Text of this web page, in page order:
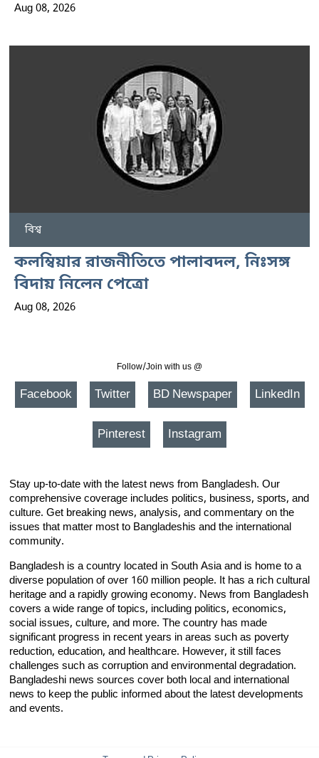
Aug 08, 2026
বিশ্ব
কলম্বিয়ার রাজনীতিতে পালাবদল, নিঃসঙ্গ
বিদায় নিলেন পেত্রো
Aug 08, 2026
Follow/Join with us @
Facebook Twitter BD Newspaper LinkedIn
Pinterest Instagram
Stay up-to-date with the latest news from Bangladesh. Our
comprehensive coverage includes politics, business, sports, and
culture. Get breaking news, analysis, and commentary on the
issues that matter most to Bangladeshis and the international
community.
Bangladesh is a country located in South Asia and is home to a
diverse population of over 160 million people. It has a rich cultural
heritage and a rapidly growing economy. News from Bangladesh
covers a wide range of topics, including politics, economics,
social issues, culture, and more. The country has made
significant progress in recent years in areas such as poverty
reduction, education, and healthcare. However, it still faces
challenges such as corruption and environmental degradation.
Bangladeshi news sources cover both local and international
news to keep the public informed about the latest developments
and events.